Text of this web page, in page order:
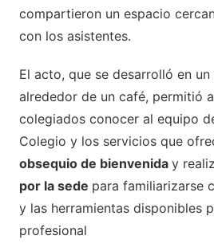
compartieron un espacio
con los asistentes.
El acto, que se desarrolló en
alrededor de un café, permitió
colegiados conocer al equipo
Colegio y los servicios que
obsequio de bienvenida y re
por la sede para familiarizarse
y las herramientas disponibles
profesional